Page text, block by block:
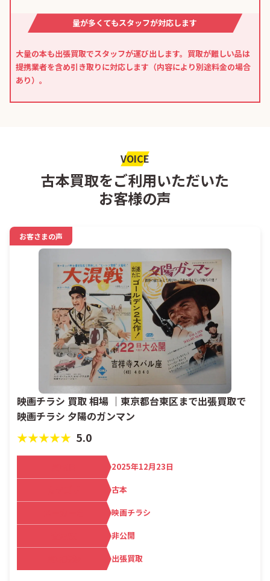
量が多くてもスタッフが対応します
大量の本も出張買取でスタッフが運び出します。買取が難しい品は
提携業者を含め引き取りに対応します（内容により別途料金の場合
あり）。
VOICE
古本買取をご利用いただいた
お客様の声
お客さまの声
映画チラシ 買取 相場 ｜東京都台東区まで出張買取で
映画チラシ 夕陽のガンマン
★★★★★ 5.0
2025年12月23日
古本
映画チラシ
非公開
出張買取